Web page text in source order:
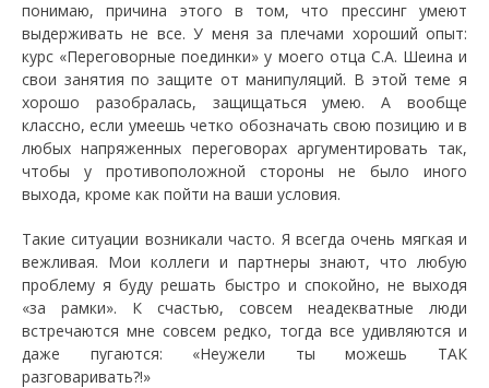
понимаю, причина этого в том, что прессинг умеют
выдерживать не все. У меня за плечами хороший опыт:
курс «Переговорные поединки» у моего отца С.А. Шеина и
свои занятия по защите от манипуляций. В этой теме я
хорошо разобралась, защищаться умею. А вообще
классно, если умеешь четко обозначать свою позицию и в
любых напряженных переговорах аргументировать так,
чтобы у противоположной стороны не было иного
выхода, кроме как пойти на ваши условия.
Такие ситуации возникали часто. Я всегда очень мягкая и
вежливая. Мои коллеги и партнеры знают, что любую
проблему я буду решать быстро и спокойно, не выходя
«за рамки». К счастью, совсем неадекватные люди
встречаются мне совсем редко, тогда все удивляются и
даже пугаются: «Неужели ты можешь ТАК
разговаривать?!»